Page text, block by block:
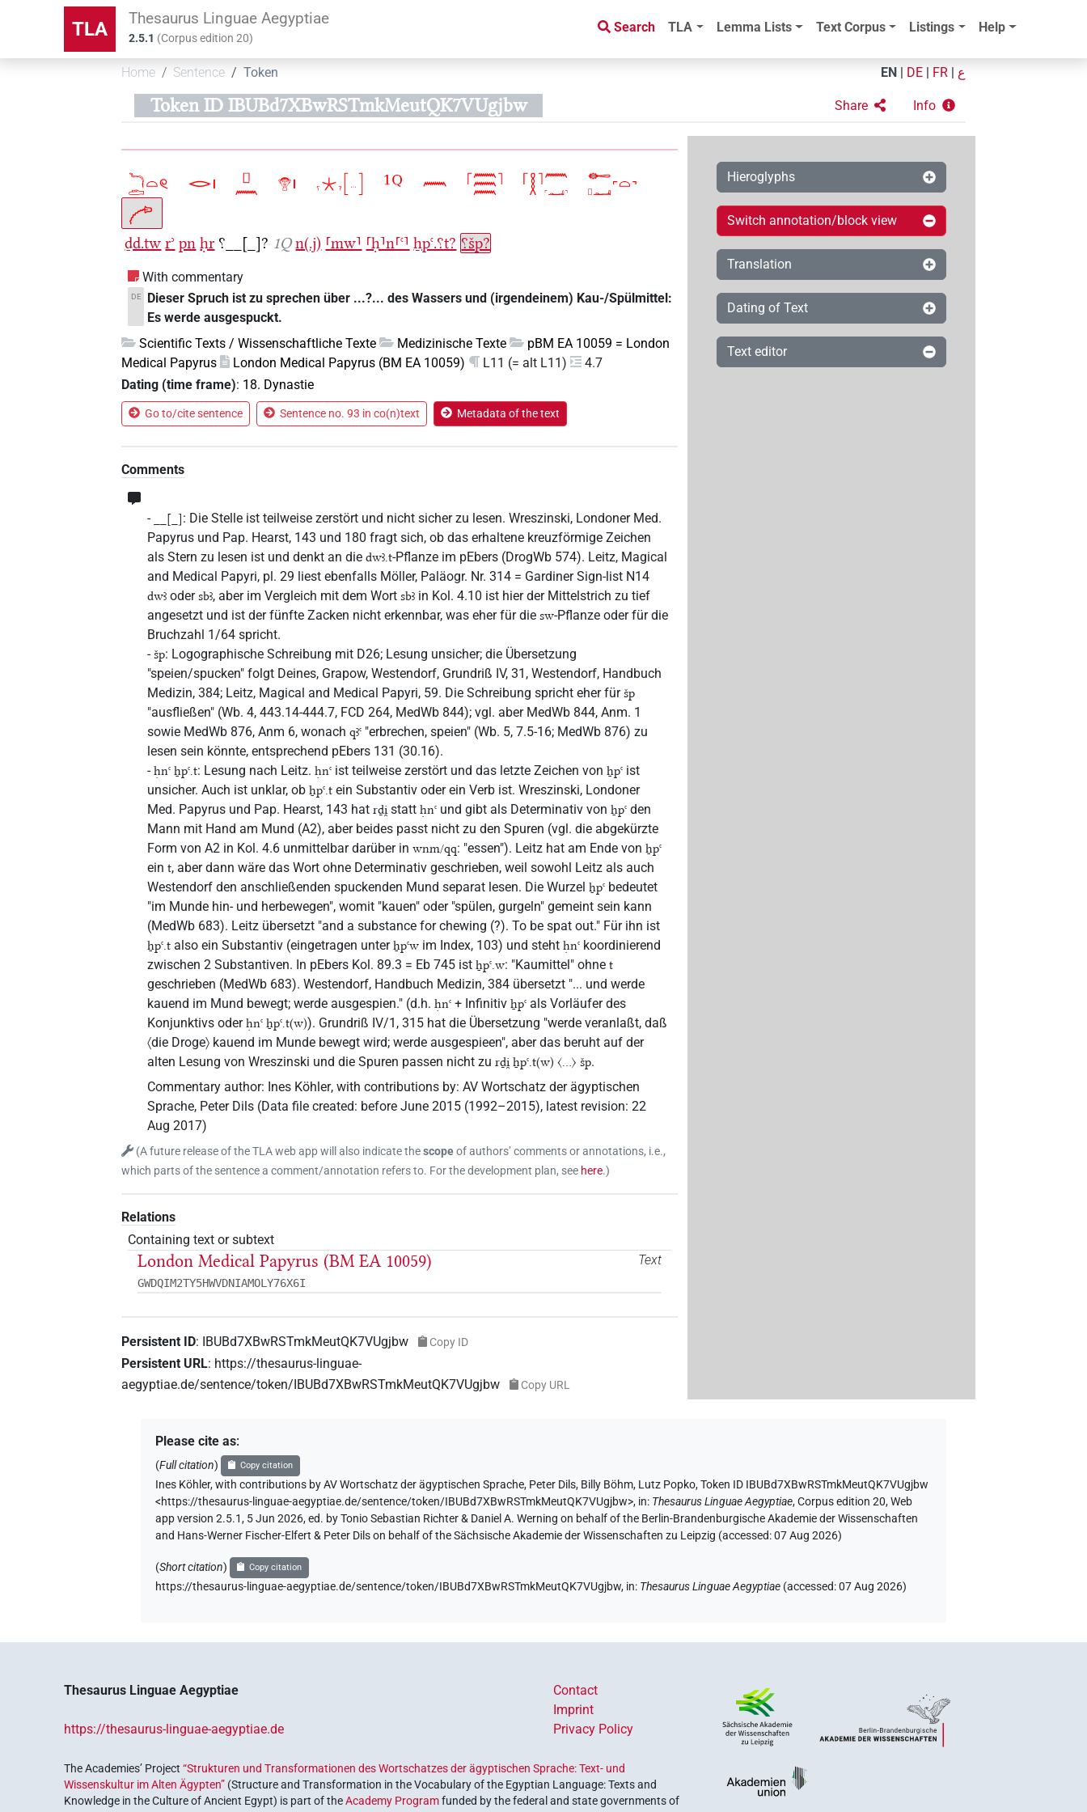
TLA Thesaurus Linguae Aegyptiae
2.5.1 (Corpus edition20)
Search TLA Lemma Lists Text Corpus Listings Help
Home Sentence Token EN DE FR ع
Token ID IBUBd7XBwRSTmkMeutQK7VUgjbw Share Info
ḏd.tw rʾ pn ḥr ⸮__[_]? 1Q n(.j) ⸢mw⸣ ⸢ḥ⸣n⸢ꜥ⸣ ẖpꜥ.⸮t? ⸮šp?
With commentary
DE
Dieser Spruch ist zu sprechen über ...?... des Wassers und (irgendeinem) Kau-/Spülmittel:
Es werde ausgespuckt.
Scientific Texts / Wissenschaftliche Texte
Medizinische Texte
pBM EA 10059 = London
Medical Papyrus
London Medical Papyrus (BM EA 10059) L11 (= alt L11)
4.7
Dating (time frame): 18. Dynastie
Go to/cite sentence Sentence no. 93 in co(n)text Metadata of the text
Comments
- __[_]: Die Stelle ist teilweise zerstört und nicht sicher zu lesen. Wreszinski, Londoner Med.
Papyrus und Pap. Hearst, 143 und 180 fragt sich, ob das erhaltene kreuzförmige Zeichen
als Stern zu lesen ist und denkt an diedwꜣ.t-Pflanze im pEbers (DrogWb 574). Leitz, Magical
and Medical Papyri, pl. 29 liest ebenfalls Möller, Paläogr. Nr. 314 = Gardiner Sign-list N14
dwꜣ odersbꜣ, aber im Vergleich mit dem Wortsbꜣ in Kol. 4.10 ist hier der Mittelstrich zu tief
angesetzt und ist der fünfte Zacken nicht erkennbar, was eher für diesw-Pflanze oder für die
Bruchzahl 1/64 spricht.
-šp: Logographische Schreibung mit D26; Lesung unsicher; die Übersetzung
"speien/spucken" folgt Deines, Grapow, Westendorf, Grundriß IV, 31, Westendorf, Handbuch
Medizin, 384; Leitz, Magical and Medical Papyri, 59. Die Schreibung spricht eher füršp
"ausfließen" (Wb. 4, 443.14-444.7, FCD 264, MedWb 844); vgl. aber MedWb 844, Anm. 1
sowie MedWb 876, Anm 6, wonachqꜣꜥ "erbrechen, speien" (Wb. 5, 7.5-16; MedWb 876) zu
lesen sein könnte, entsprechend pEbers 131 (30.16).
-ḥnꜥ ẖpꜥ.t: Lesung nach Leitz.ḥnꜥ ist teilweise zerstört und das letzte Zeichen vonẖpꜥ ist
unsicher. Auch ist unklar, obẖpꜥ.t ein Substantiv oder ein Verb ist. Wreszinski, Londoner
Med. Papyrus und Pap. Hearst, 143 hatrḏi̯ stattḥnꜥ und gibt als Determinativ vonẖpꜥ den
Mann mit Hand am Mund (A2), aber beides passt nicht zu den Spuren (vgl. die abgekürzte
Form von A2 in Kol. 4.6 unmittelbar darüber inwnm/qq: "essen"). Leitz hat am Ende vonẖpꜥ
eint, aber dann wäre das Wort ohne Determinativ geschrieben, weil sowohl Leitz als auch
Westendorf den anschließenden spuckenden Mund separat lesen. Die Wurzelẖpꜥ bedeutet
"im Munde hin- und herbewegen", womit "kauen" oder "spülen, gurgeln" gemeint sein kann
(MedWb 683). Leitz übersetzt "and a substance for chewing (?). To be spat out." Für ihn ist
ẖpꜥ.t also ein Substantiv (eingetragen unterẖpꜥw im Index, 103) und stehtḥnꜥ koordinierend
zwischen 2 Substantiven. In pEbers Kol. 89.3 = Eb 745 istẖpꜥ.w: "Kaumittel" ohnet
geschrieben (MedWb 683). Westendorf, Handbuch Medizin, 384 übersetzt "... und werde
kauend im Mund bewegt; werde ausgespien." (d.h.ḥnꜥ + Infinitivẖpꜥ als Vorläufer des
Konjunktivs oderḥnꜥ ẖpꜥ.t(w)). Grundriß IV/1, 315 hat die Übersetzung "werde veranlaßt, daß
〈die Droge〉 kauend im Munde bewegt wird; werde ausgespieen", aber das beruht auf der
alten Lesung von Wreszinski und die Spuren passen nicht zurḏi̯ ẖpꜥ.t(w) 〈...〉 šp.
Commentary author: Ines Köhler,with contributions by:AV Wortschatz der ägyptischen
Sprache, Peter Dils (Data file created: before June 2015 (1992–2015), latest revision:22
Aug 2017)
(A future release of the TLA web app will also indicate thescopeof authors’ comments or annotations, i.e.,
which parts of the sentence a comment/annotation refers to. For the development plan, see here.)
Relations
Containing text or subtext
Text
London Medical Papyrus (BM EA 10059)
GWDQIM2TY5HWVDNIAMOLY76X6I
Persistent ID: IBUBd7XBwRSTmkMeutQK7VUgjbw Copy ID
Persistent URL: https://thesaurus-linguae-
aegyptiae.de/sentence/token/IBUBd7XBwRSTmkMeutQK7VUgjbw
Copy URL
Hieroglyphs
Switch annotation/block view
Translation
Dating of Text
Text editor
Please cite as:
(Full citation) Copy citation
Ines Köhler,with contributions by AV Wortschatz der ägyptischen Sprache, Peter Dils, Billy Böhm, Lutz Popko,Token ID IBUBd7XBwRSTmkMeutQK7VUgjbw
<https://thesaurus-linguae-aegyptiae.de/sentence/token/IBUBd7XBwRSTmkMeutQK7VUgjbw>, in: Thesaurus Linguae Aegyptiae,Corpus edition 20, Web
app version 2.5.1, 5 Jun 2026, ed. by Tonio Sebastian Richter & Daniel A. Werning on behalf of the Berlin-Brandenburgische Akademie der Wissenschaften
and Hans-Werner Fischer-Elfert & Peter Dils on behalf of the Sächsische Akademie der Wissenschaften zu Leipzig (accessed:07 Aug 2026)
(Short citation) Copy citation
https://thesaurus-linguae-aegyptiae.de/sentence/token/IBUBd7XBwRSTmkMeutQK7VUgjbw, in: Thesaurus Linguae Aegyptiae (accessed:07 Aug 2026)
Thesaurus Linguae Aegyptiae
https://thesaurus-linguae-aegyptiae.de
Contact
Imprint
Privacy Policy
The Academies’ Project“Strukturen und Transformationen des Wortschatzes der ägyptischen Sprache: Text- und
Wissenskultur im Alten Ägypten” (Structure and Transformation in the Vocabulary of the Egyptian Language: Texts and
Knowledge in the Culture of Ancient Egypt) is part of theAcademy Programfunded by the federal and state governments of